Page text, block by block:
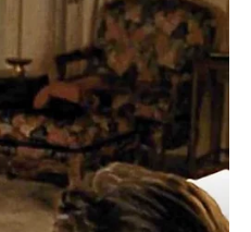
kvasca
kvasac prema
aktivira, dodajte ga u smjesu
čistom drvenom kašikom.